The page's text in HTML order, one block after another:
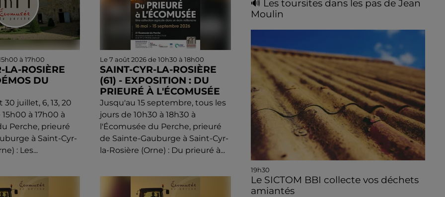
à 17h00
LA-ROSIÈRE
DU
30 juillet, 6, 13, 20
à 17h00 à
Perche, prieuré
à Saint-Cyr-
: Les...
Le 7 août 2026 de 10h30 à 18h00
SAINT-CYR-LA-ROSIÈRE
(61) - EXPOSITION : DU
PRIEURÉ À L'ÉCOMUSÉE
Jusqu'au 15 septembre, tous les
jours de 10h30 à 18h30 à
l'Écomusée du Perche, prieuré
de Sainte-Gauburge à Saint-Cyr-
la-Rosière (Orne) : Du prieuré à...
🔊 Les toursites dans les pas de Jean
Moulin
19h30
Le SICTOM BBI collecte vos déchets
amiantés